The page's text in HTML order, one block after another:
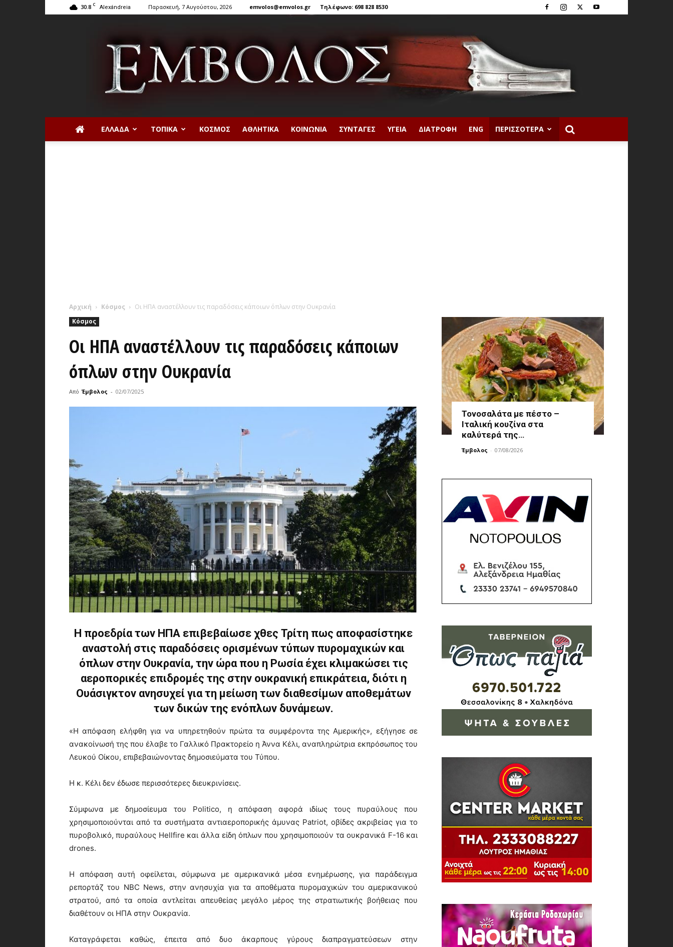
30.8 C Alexándreia Παρασκευή, 7 Αυγούστου, 2026 emvolos@emvolos.gr Τηλέφωνο: 698 828 8530
ΕΛΛΆΔΑ ΤΟΠΙΚΆ ΚΌΣΜΟΣ ΑΘΛΗΤΙΚΆ ΚΟΙΝΩΝΊΑ ΣΥΝΤΑΓΈΣ ΥΓΕΊΑ ΔΙΑΤΡΟΦΉ ENG ΠΕΡΙΣΣΌΤΕΡΑ
Αρχική Κόσμος
Οι ΗΠΑ αναστέλλουν τις παραδόσεις κάποιων όπλων στην Ουκρανία
Κόσμος
Οι ΗΠΑ αναστέλλουν τις παραδόσεις κάποιων
όπλων στην Ουκρανία
Από Έμβολος - 02/07/2025
Η προεδρία των ΗΠΑ επιβεβαίωσε χθες Τρίτη πως αποφασίστηκε
αναστολή στις παραδόσεις ορισμένων τύπων πυρομαχικών και
όπλων στην Ουκρανία, την ώρα που η Ρωσία έχει κλιμακώσει τις
αεροπορικές επιδρομές της στην ουκρανική επικράτεια, διότι η
Ουάσιγκτον ανησυχεί για τη μείωση των διαθεσίμων αποθεμάτων
των δικών της ενόπλων δυνάμεων.
«Η απόφαση ελήφθη για να υπηρετηθούν πρώτα τα συμφέροντα της Αμερικής», εξήγησε σε
ανακοίνωσή της που έλαβε το Γαλλικό Πρακτορείο η Άννα Κέλι, αναπληρώτρια εκπρόσωπος του
Λευκού Οίκου, επιβεβαιώνοντας δημοσιεύματα του Τύπου.
Η κ. Κέλι δεν έδωσε περισσότερες διευκρινίσεις.
Σύμφωνα με δημοσίευμα του Politico, η απόφαση αφορά ιδίως τους πυραύλους που
χρησιμοποιούνται από τα συστήματα αντιαεροπορικής άμυνας Patriot, οβίδες ακριβείας για το
πυροβολικό, πυραύλους Hellfire και άλλα είδη όπλων που χρησιμοποιούν τα ουκρανικά F-16 και
drones.
Η απόφαση αυτή οφείλεται, σύμφωνα με αμερικανικά μέσα ενημέρωσης, για παράδειγμα
ρεπορτάζ του NBC News, στην ανησυχία για τα αποθέματα πυρομαχικών του αμερικανικού
στρατού, από τα οποία αντλείται απευθείας μεγάλο μέρος της στρατιωτικής βοήθειας που
διαθέτουν οι ΗΠΑ στην Ουκρανία.
Καταγράφεται καθώς, έπειτα από δυο άκαρπους γύρους διαπραγματεύσεων στην
Τονοσαλάτα με πέστο –
Ιταλική κουζίνα στα
καλύτερά της…
Έμβολος - 07/08/2026